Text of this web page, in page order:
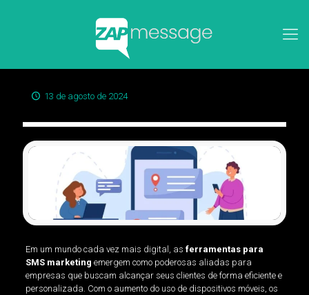
13 de agosto de 2024
Em um mundo cada vez mais digital, as ferramentas para
SMS marketing emergem como poderosas aliadas para
empresas que buscam alcançar seus clientes de forma eficiente e
personalizada. Com o aumento do uso de dispositivos móveis, os